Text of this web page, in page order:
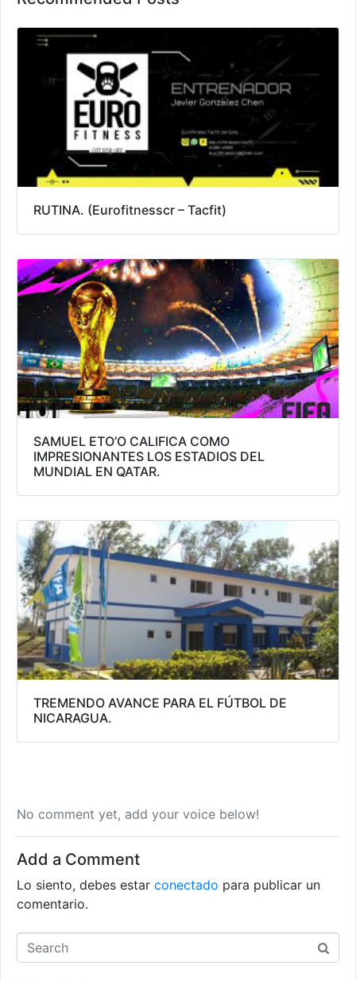
RUTINA. (Eurofitnesscr – Tacfit)
SAMUEL ETO’O CALIFICA COMO
IMPRESIONANTES LOS ESTADIOS DEL
MUNDIAL EN QATAR.
TREMENDO AVANCE PARA EL FÚTBOL DE
NICARAGUA.
No comment yet, add your voice below!
Add a Comment
Lo siento, debes estar conectado para publicar un
comentario.